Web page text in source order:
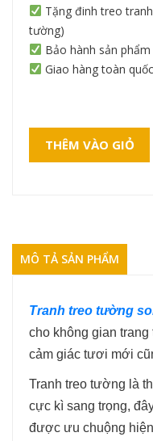
Tặng đinh treo
tường)
Bảo hành sản
Giao hàng toàn
THÊM VÀO GIỎ
MÔ TẢ SẢN PHẨM
Tranh treo tường
cho không gian
cảm giác tươi mới
Tranh treo tường là
cực kì sang trọng,
được ưu chuộng